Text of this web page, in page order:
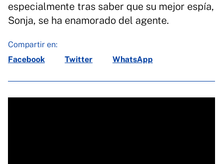
especialmente tras saber que su mejor espía,
Sonja, se ha enamorado del agente.
Compartir en:
Facebook
Twitter WhatsApp